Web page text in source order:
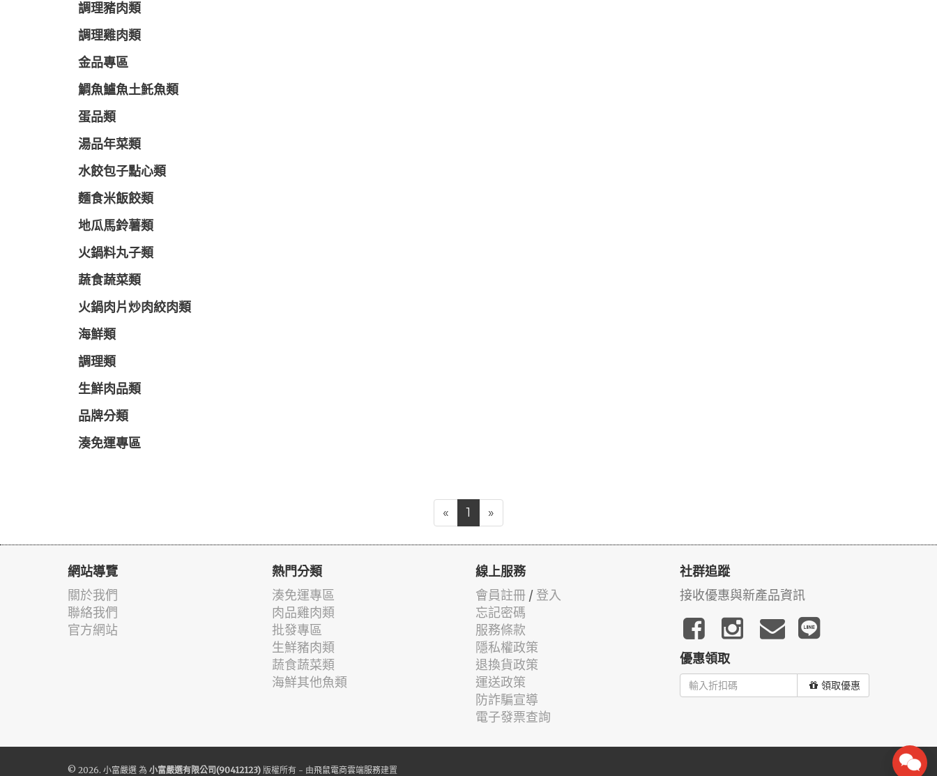
調理豬肉類
調理雞肉類
金品專區
鯛魚鱸魚土魠魚類
蛋品類
湯品年菜類
水餃包子點心類
麵食米飯餃類
地瓜馬鈴薯類
火鍋料丸子類
蔬食蔬菜類
火鍋肉片炒肉絞肉類
海鮮類
調理類
生鮮肉品類
品牌分類
湊免運專區
« 1 »
網站導覽
關於我們
聯絡我們
官方網站
熱門分類
湊免運專區
肉品雞肉類
批發專區
生鮮豬肉類
蔬食蔬菜類
海鮮其他魚類
線上服務
會員註冊 / 登入
忘記密碼
服務條款
隱私權政策
退換貨政策
運送政策
防詐騙宣導
電子發票查詢
社群追蹤
接收優惠與新產品資訊
優惠領取
領取優惠
© 2026. 小富嚴選 為 小富嚴選有限公司(90412123) 版權所有 - 由飛鼠電商雲端服務建置